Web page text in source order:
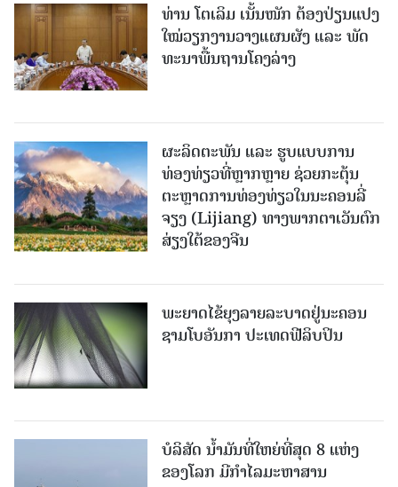
ທ່ານ ໂຕ​ເລິມ ເນັ້ນໜັກ ຕ້ອງ​ປ່ຽນ​ແປງ​
ໃໝ່​ວຽກ​ງານ​ວາງ​ແຜນ​ຜັງ ແລະ ​ພັດ​
ທະ​ນາ​ພື້ນ​ຖານ​ໂຄງ​ລ່າງ
ຜະລິດຕະພັນ ແລະ ຮູບແບບການ
ທ່ອງທ່ຽວທີ່ຫຼາກຫຼາຍ ຊ່ວຍກະຕຸ້ນ
ຕະຫຼາດການທ່ອງທ່ຽວໃນນະຄອນລີ່
ຈຽງ (Lijiang) ທາງພາກຕາເວັນຕົກ
ສ່ຽງໃຕ້ຂອງຈີນ
ພະຍາດໄຂ້ຍຸງລາຍລະບາດຢູ່ນະຄອນ
ຊາມໂບ​ອັນກາ ປະເທດຟີລິບປິນ
ບໍລິສັດ ນ້ຳມັນທີ່ໃຫຍ່ທີ່ສຸດ 8 ແຫ່ງ
ຂອງໂລກ ມີກຳໄລມະຫາສານ